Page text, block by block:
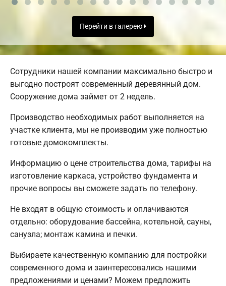
Перейти в галерею
Сотрудники нашей компании максимально быстро и
выгодно построят современный деревянный дом.
Сооружение дома займет от 2 недель.
Производство необходимых работ выполняется на
участке клиента, мы не производим уже полностью
готовые домокомплекты.
Информацию о цене строительства дома, тарифы на
изготовление каркаса, устройство фундамента и
прочие вопросы вы сможете задать по телефону.
Не входят в общую стоимость и оплачиваются
отдельно: оборудование бассейна, котельной, сауны,
санузла; монтаж камина и печки.
Выбираете качественную компанию для постройки
современного дома и заинтересовались нашими
предложениями и ценами? Можем предложить